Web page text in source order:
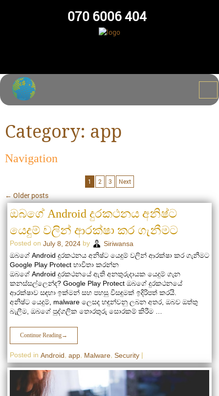
070 6006 404
Category: app
Navigation
1 2 3 Next
← Older posts
ඔබගේ Android දුරකථනය අනිෂ්ට
යෙදුම් වලින් ආරක්ෂා කර ගැනීමට
Posted on July 8, 2024 by
Siriwansa
ඔබගේ Android දුරකථනය අනිෂ්ට යෙදුම් වලින් ආරක්ෂා කර ගැනීමට
Google Play Protect භාවිතා කරන්න
ඔබගේ Android දුරකථනයේ ඇති අනතුරුදායක යෙදුම් ගැන
කනස්සල්ලෙන්ද? Google Play Protect ඔබගේ දුරකථනයේ
ආරක්ෂාව සඳහා ඉක්මන් සහ පහසු විසඳුමක් ඉදිරිපත් කරයි.
අනිෂ්ට යෙදුම්, malware ලෙසද හඳුන්වනු ලබන අතර, ඔබව ඔත්තු
බැලීම, ඔබගේ පුද්ගලික තොරතුරු සොරකම් කිරීම …
Continue Reading→
Posted in Android app Malware Security |